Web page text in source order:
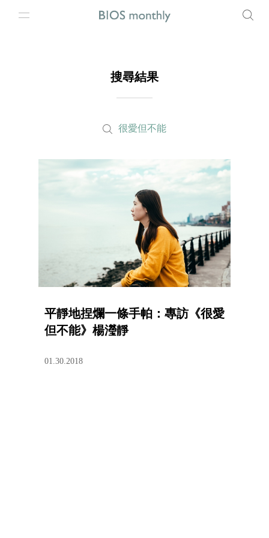
搜尋結果
很愛但不能
平靜地捏爛一條手帕：專訪《很愛
但不能》楊瀅靜
01.30.2018